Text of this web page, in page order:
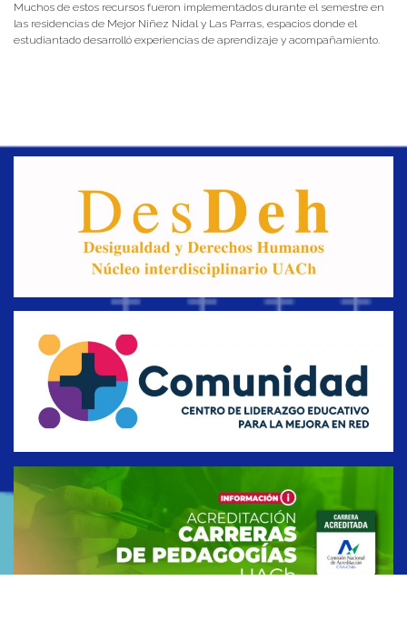
Muchos de estos recursos fueron implementados durante el semestre en
las residencias de Mejor Niñez Nidal y Las Parras, espacios donde el
estudiantado desarrolló experiencias de aprendizaje y acompañamiento.